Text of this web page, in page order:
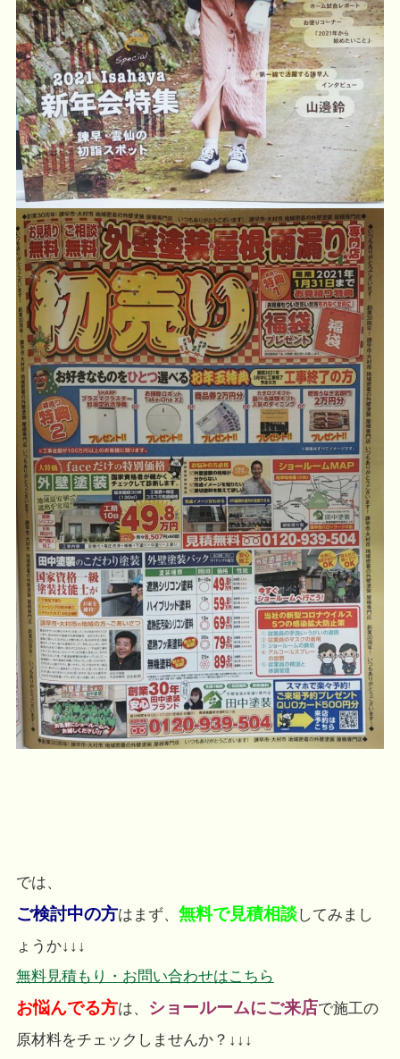
では、
ご検討中の方はまず、 無料で見積相談してみまし
ょうか↓↓↓
無料見積もり・お問い合わせはこちら
お悩んでる方は、 ショールームにご来店で施工の
原材料をチェックしませんか？↓↓↓